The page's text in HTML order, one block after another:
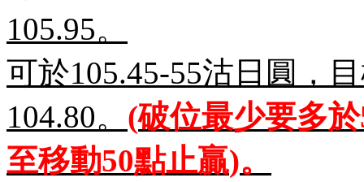
105.95。
可於105.45-55沽日圓，
104.80。 (破位最少要多於
至移動50點止贏)。